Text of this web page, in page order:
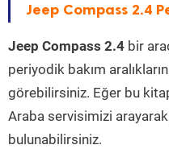
Jeep Compass 2.4
Jeep Compass 2.4 bir
periyodik bakım
görebilirsiniz. Eğer bu
Araba servisimizi arayarak
bulunabilirsiniz.